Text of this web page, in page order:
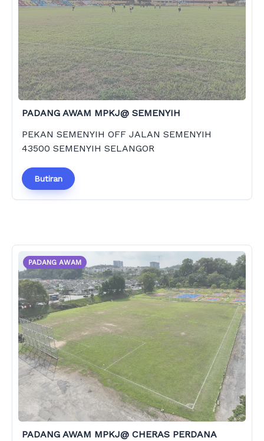
PADANG AWAM MPKJ@ SEMENYIH
PEKAN SEMENYIH OFF JALAN SEMENYIH
43500 SEMENYIH SELANGOR
Butiran
PADANG AWAM
PADANG AWAM MPKJ@ CHERAS PERDANA